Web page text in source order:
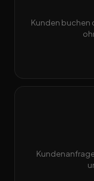
Kunden buchen